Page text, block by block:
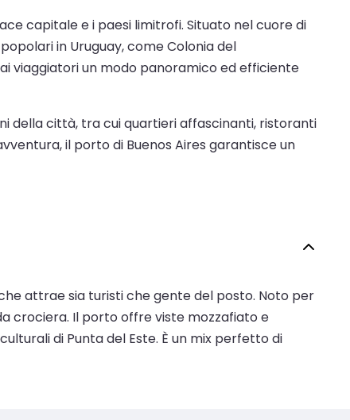
capitale e i paesi limitrofi. Situato nel cuore di
in Uruguay, come Colonia del
viaggiatori un modo panoramico ed efficiente
della città, tra cui quartieri affascinanti, ristoranti
il porto di Buenos Aires garantisce un
attrae sia turisti che gente del posto. Noto per
crociera. Il porto offre viste mozzafiato e
di Punta del Este. È un mix perfetto di